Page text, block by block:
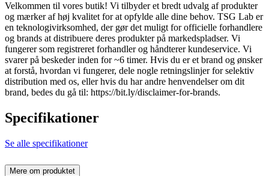
Velkommen til vores butik! Vi tilbyder et bredt udvalg af produkter
og mærker af høj kvalitet for at opfylde alle dine behov. TSG Lab er
en teknologivirksomhed, der gør det muligt for officielle forhandlere
og brands at distribuere deres produkter på markedspladser. Vi
fungerer som registreret forhandler og håndterer kundeservice. Vi
svarer på beskeder inden for ~6 timer. Hvis du er et brand og ønsker
at forstå, hvordan vi fungerer, dele nogle retningslinjer for selektiv
distribution med os, eller hvis du har andre henvendelser om dit
brand, bedes du gå til: https://bit.ly/disclaimer-for-brands.
Specifikationer
Se alle specifikationer
Mere om produktet